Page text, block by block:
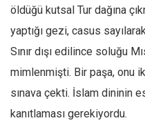
öldüğü kutsal Tur dağına
yaptığı gezi, casus
Sınır dışı edilince soluğu
mimlenmişti. Bir paşa, onu
sınava çekti. İslam dininin
kanıtlaması gerekiyordu.